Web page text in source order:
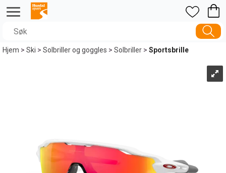
Hjem>Ski>Solbriller og goggles>Solbriller>Sportsbrille